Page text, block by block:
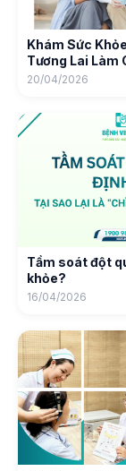
Khám Sức
Tương Lai Làm
20/04/2026
Tầm soát đột
khỏe?
16/04/2026